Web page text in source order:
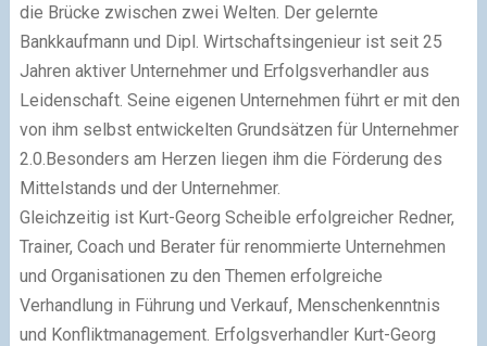
die Brücke zwischen zwei Welten. Der gelernte
Bankkaufmann und Dipl. Wirtschaftsingenieur ist seit 25
Jahren aktiver Unternehmer und Erfolgsverhandler aus
Leidenschaft. Seine eigenen Unternehmen führt er mit den
von ihm selbst entwickelten Grundsätzen für Unternehmer
2.0.Besonders am Herzen liegen ihm die Förderung des
Mittelstands und der Unternehmer.
Gleichzeitig ist Kurt-Georg Scheible erfolgreicher Redner,
Trainer, Coach und Berater für renommierte Unternehmen
und Organisationen zu den Themen erfolgreiche
Verhandlung in Führung und Verkauf, Menschenkenntnis
und Konfliktmanagement. Erfolgsverhandler Kurt-Georg